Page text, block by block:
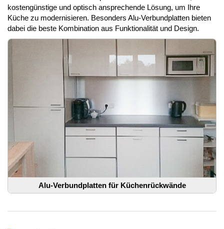
kostengünstige und optisch ansprechende Lösung, um Ihre
Küche zu modernisieren. Besonders Alu-Verbundplatten bieten
dabei die beste Kombination aus Funktionalität und Design.
Alu-Verbundplatten für Küchenrückwände